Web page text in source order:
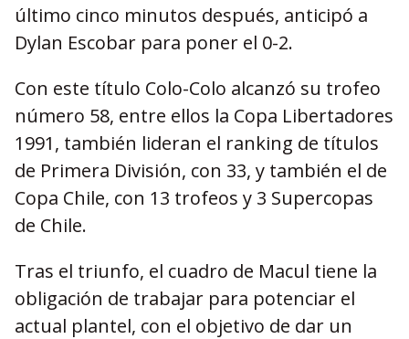
último cinco minutos después, anticipó a
Dylan Escobar para poner el 0-2.
Con este título Colo-Colo alcanzó su trofeo
número 58, entre ellos la Copa Libertadores
1991, también lideran el ranking de títulos
de Primera División, con 33, y también el de
Copa Chile, con 13 trofeos y 3 Supercopas
de Chile.
Tras el triunfo, el cuadro de Macul tiene la
obligación de trabajar para potenciar el
actual plantel, con el objetivo de dar un